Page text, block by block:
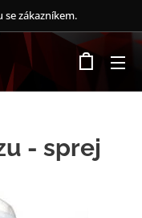
zákazníkem.
- sprej